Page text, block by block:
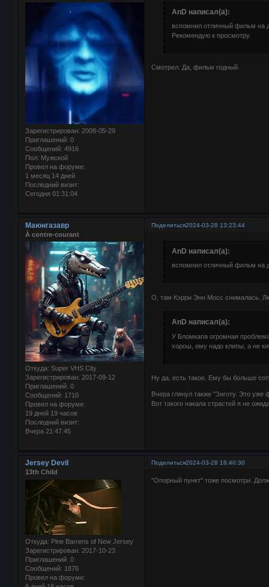
Зарегистрирован: 2008-05-29
Приглашений: 0
Сообщений: 4916
Пол: Мужской
Провел на форуме:
1 месяц 14 дней
Последний визит:
Сегодня 01:31:04
AnD написал(а):
вспомнил отличный фильм на
Рекомендую к просмотру.
Смотрел. Да, фильм годный.
Поделиться2024-03-28 13:23:44
Маюнгазавр
À contre-courant
Откуда: Super VHS City
Зарегистрирован: 2017-09-12
Приглашений: 0
Сообщений: 1710
Провел на форуме:
19 дней 19 часов
Последний визит:
Вчера 21:47:45
AnD написал(а):
вспомнил отличный фильм на
О, там Кэрри Энн Мосс снималась.
AnD написал(а):
У Бломкапа огромная
хорош, ему надо клипы, а не
Ну да, есть такое. Ему бы больше
Вчера глянул также "Зиготу. Это
Вот такого накала страстей я не
Поделиться2024-03-28 18:40:30
Jersey Devil
13th Child
Откуда: Pine Barrens of New Jersey
Зарегистрирован: 2017-10-23
Приглашений: 0
Сообщений: 1876
Провел на форуме:
"Опорный пункт" тоже посмотри.